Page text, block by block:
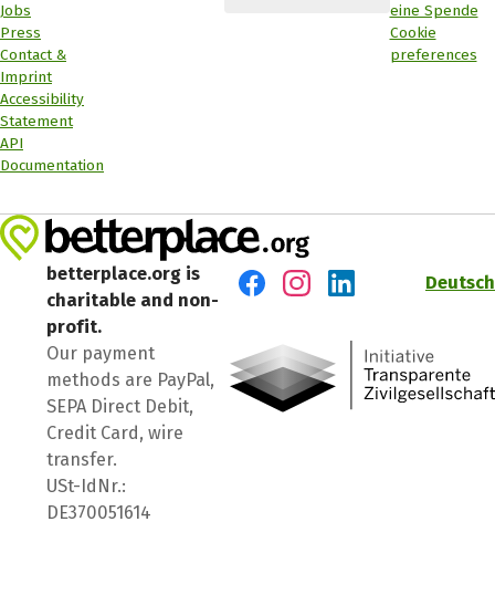
Jobs
Press
Contact &
Imprint
Accessibility
Statement
API
Documentation
eine Spende
Cookie
preferences
betterplace.org is
charitable and non-
profit.
Our payment
methods are PayPal,
SEPA Direct Debit,
Credit Card, wire
transfer.
USt-IdNr.:
DE370051614
Deutsch